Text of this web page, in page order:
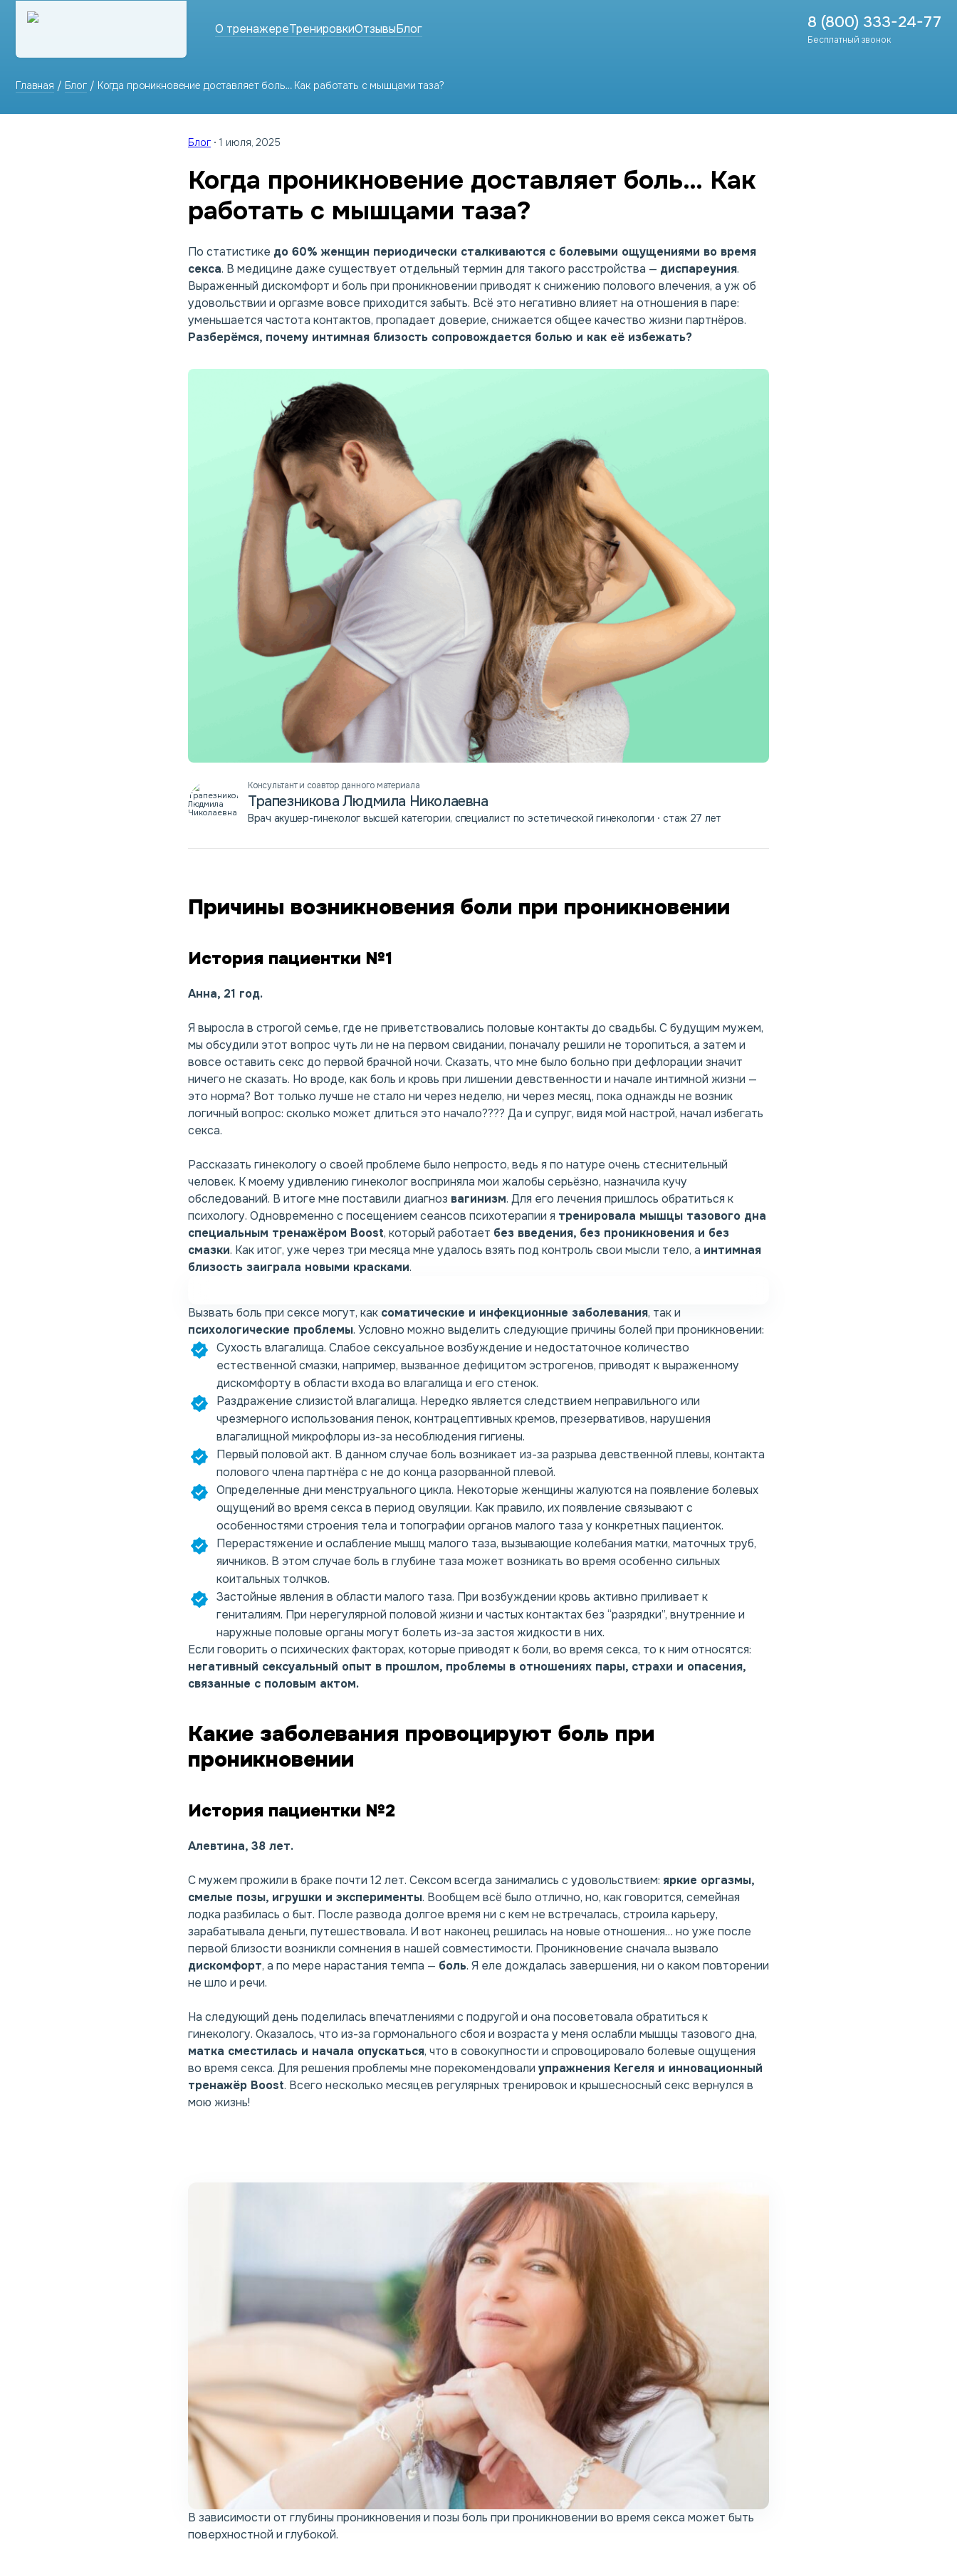
О тренажереТренировкиОтзывыБлог 8 (800) 333-24-77
Бесплатный звонок
Главная / Блог / Когда проникновение доставляет боль… Как работать с мышцами таза?
Блог 1 июля, 2025
Когда проникновение доставляет боль… Как
работать с мышцами таза?
По статистике до 60% женщин периодически сталкиваются с болевыми ощущениями во время
секса. В медицине даже существует отдельный термин для такого расстройства — диспареуния.
Выраженный дискомфорт и боль при проникновении приводят к снижению полового влечения, а уж об
удовольствии и оргазме вовсе приходится забыть. Всё это негативно влияет на отношения в паре:
уменьшается частота контактов, пропадает доверие, снижается общее качество жизни партнёров.
Разберёмся, почему интимная близость сопровождается болью и как её избежать?
Консультант и соавтор данного материала
Трапезникова Людмила Николаевна
Врач акушер-гинеколог высшей категории, специалист по эстетической гинекологии стаж 27 лет
Причины возникновения боли при проникновении
История пациентки №1
Анна, 21 год.
Я выросла в строгой семье, где не приветствовались половые контакты до свадьбы. С будущим мужем,
мы обсудили этот вопрос чуть ли не на первом свидании, поначалу решили не торопиться, а затем и
вовсе оставить секс до первой брачной ночи. Сказать, что мне было больно при дефлорации значит
ничего не сказать. Но вроде, как боль и кровь при лишении девственности и начале интимной жизни —
это норма? Вот только лучше не стало ни через неделю, ни через месяц, пока однажды не возник
логичный вопрос: сколько может длиться это начало???? Да и супруг, видя мой настрой, начал избегать
секса.
Рассказать гинекологу о своей проблеме было непросто, ведь я по натуре очень стеснительный
человек. К моему удивлению гинеколог восприняла мои жалобы серьёзно, назначила кучу
обследований. В итоге мне поставили диагноз вагинизм. Для его лечения пришлось обратиться к
психологу. Одновременно с посещением сеансов психотерапии я тренировала мышцы тазового дна
специальным тренажёром Boost, который работает без введения, без проникновения и без
смазки. Как итог, уже через три месяца мне удалось взять под контроль свои мысли тело, а интимная
близость заиграла новыми красками.
Вызвать боль при сексе могут, как соматические и инфекционные заболевания, так и
психологические проблемы. Условно можно выделить следующие причины болей при проникновении:
Сухость влагалища. Слабое сексуальное возбуждение и недостаточное количество
естественной смазки, например, вызванное дефицитом эстрогенов, приводят к выраженному
дискомфорту в области входа во влагалища и его стенок.
Раздражение слизистой влагалища. Нередко является следствием неправильного или
чрезмерного использования пенок, контрацептивных кремов, презервативов, нарушения
влагалищной микрофлоры из-за несоблюдения гигиены.
Первый половой акт. В данном случае боль возникает из-за разрыва девственной плевы, контакта
полового члена партнёра с не до конца разорванной плевой.
Определенные дни менструального цикла. Некоторые женщины жалуются на появление болевых
ощущений во время секса в период овуляции. Как правило, их появление связывают с
особенностями строения тела и топографии органов малого таза у конкретных пациенток.
Перерастяжение и ослабление мышц малого таза, вызывающие колебания матки, маточных труб,
яичников. В этом случае боль в глубине таза может возникать во время особенно сильных
коитальных толчков.
Застойные явления в области малого таза. При возбуждении кровь активно приливает к
гениталиям. При нерегулярной половой жизни и частых контактах без “разрядки”, внутренние и
наружные половые органы могут болеть из-за застоя жидкости в них.
Если говорить о психических факторах, которые приводят к боли, во время секса, то к ним относятся:
негативный сексуальный опыт в прошлом, проблемы в отношениях пары, страхи и опасения,
связанные с половым актом.
Какие заболевания провоцируют боль при
проникновении
История пациентки №2
Алевтина, 38 лет.
С мужем прожили в браке почти 12 лет. Сексом всегда занимались с удовольствием: яркие оргазмы,
смелые позы, игрушки и эксперименты. Вообщем всё было отлично, но, как говорится, семейная
лодка разбилась о быт. После развода долгое время ни с кем не встречалась, строила карьеру,
зарабатывала деньги, путешествовала. И вот наконец решилась на новые отношения… но уже после
первой близости возникли сомнения в нашей совместимости. Проникновение сначала вызвало
дискомфорт, а по мере нарастания темпа — боль. Я еле дождалась завершения, ни о каком повторении
не шло и речи.
На следующий день поделилась впечатлениями с подругой и она посоветовала обратиться к
гинекологу. Оказалось, что из-за гормонального сбоя и возраста у меня ослабли мышцы тазового дна,
матка сместилась и начала опускаться, что в совокупности и спровоцировало болевые ощущения
во время секса. Для решения проблемы мне порекомендовали упражнения Кегеля и инновационный
тренажёр Boost. Всего несколько месяцев регулярных тренировок и крышесносный секс вернулся в
мою жизнь!
В зависимости от глубины проникновения и позы боль при проникновении во время секса может быть
поверхностной и глубокой.